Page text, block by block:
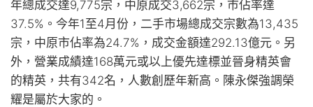
年總成交達9,775宗，中原成交3,662宗，市佔率達
37.5%。今年1至4月份，二手市場總成交宗數為13,435
宗，中原市佔率為24.7%，成交金額達292.13億元。另
外，營業成績達168萬元或以上優先達標並晉身精英會
的精英，共有342名，人數創歷年新高。陳永傑強調榮
耀是屬於大家的。